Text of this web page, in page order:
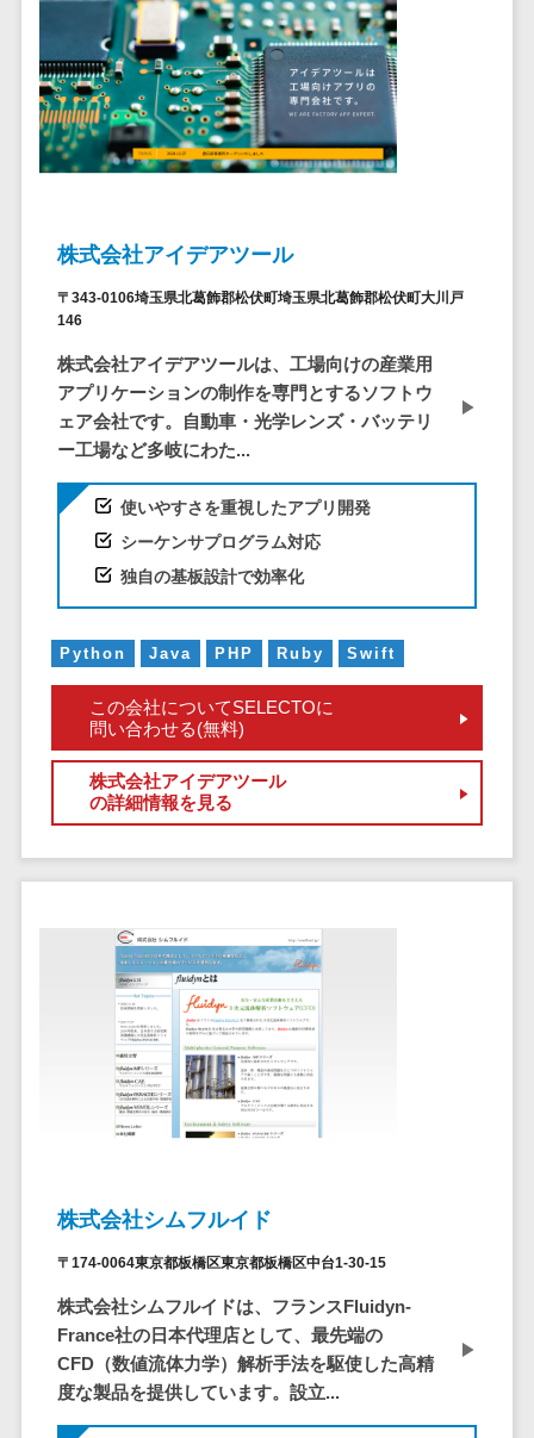
電話認証サービス> DLPツール>
UTM> 不正検知サービス>
業務全般
業務標準化ツール>
FAX配信システム>
帳票配信サービス>
ChatGPTサービス>
ワークフローシステム>
マニュアル作成ツール>
物品管理システム> RPAツール>
帳票作成サービス>
商圏分析ツール>
配送管理システム>
バース予約システム>
運送業務支援システム>
アルコールチェックアプリ>
配送ルート最適化>
IT点呼サービス>
医療・介護業界向け
電子カルテ>
障害福祉ソフト>
介護ソフト>
オンコール代行サービス>
訪問看護ステーション向けサービ
健康診断システム>
診療予約システム>
歯科向け電子カルテ>
問い合わせ管
理システム
遠隔サポート
ツール
コールセンタ
ー代行サービス
チャットボッ
コミュニケー
ション
オンラインス
ファイル転送
サービス
文書管理シス
会議効率化ツ
ナレッジ共有
ツール
バーチャルオ
ット
ネージソフト
オンライン校
正ツール
グループウェ
ア
社内SNS
Web会議シス
管理ツール
電子証明書サ
電子証明書サ
ービス
データセンタ
株式会社アイデアツール
〒343-0106埼玉県北葛飾郡松伏町埼玉県北葛飾郡松伏町大川戸
146
株式会社アイデアツールは、工場向けの産業用
アプリケーションの制作を専門とするソフトウ
ェア会社です。自動車・光学レンズ・バッテリ
ー工場など多岐にわた...
使いやすさを重視したアプリ開発
シーケンサプログラム対応
独自の基板設計で効率化
Python Java PHP Ruby Swift
この会社についてSELECTOに
問い合わせる(無料)
株式会社アイデアツール
の詳細情報を見る
株式会社シムフルイド
〒174-0064東京都板橋区東京都板橋区中台1-30-15
株式会社シムフルイドは、フランスFluidyn-
France社の日本代理店として、最先端の
CFD（数値流体力学）解析手法を駆使した高精
度な製品を提供しています。設立...